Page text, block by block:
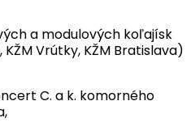
a modulových koľajísk
Vrútky, KŽM Bratislava)
C. a k. komorného